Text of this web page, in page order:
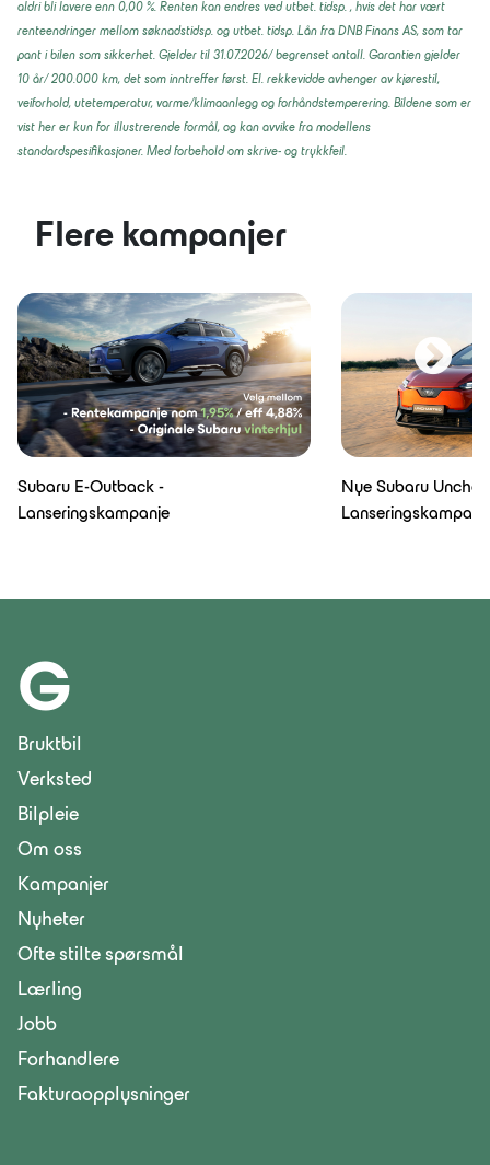
aldri bli lavere enn 0,00 %. Renten kan endres ved utbet. tidsp. , hvis det har vært
renteendringer mellom søknadstidsp. og utbet. tidsp. Lån fra DNB Finans AS, som tar
pant i bilen som sikkerhet. Gjelder til 31.07.2026/ begrenset antall. Garantien gjelder
10 år/ 200.000 km, det som inntreffer først. El. rekkevidde avhenger av kjørestil,
veiforhold, utetemperatur, varme/klimaanlegg og forhåndstemperering. Bildene som er
vist her er kun for illustrerende formål, og kan avvike fra modellens
standardspesifikasjoner. Med forbehold om skrive- og trykkfeil.
Flere kampanjer
Subaru E-Outback -
Lanseringskampanje
Nye Subaru
G
Bruktbil
Verksted
Bilpleie
Om oss
Kampanjer
Nyheter
Ofte stilte spørsmål
Lærling
Jobb
Forhandlere
Fakturaopplysninger